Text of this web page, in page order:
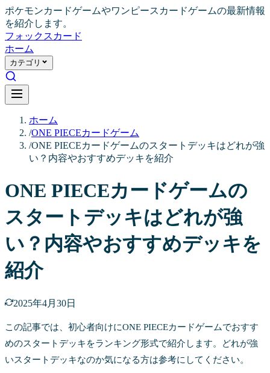
ポケモンカードゲームやワンピースカードゲームの最新情報
を紹介します。
フォックス カード
ホーム
カテゴリ
ホーム
/ONE PIECEカードゲーム
/ONE PIECEカードゲームのスタートデッキはどれが強
い？内容やおすすめデッキを紹介
ONE PIECEカードゲームの
スタートデッキはどれが強
い？内容やおすすめデッキを
紹介
2025年4月30日
この記事では、初心者向けにONE PIECEカードゲームでおすす
めのスタートデッキをランキング形式で紹介します。どれが強
いスタートデッキなのか気になる方は参考にしてください。